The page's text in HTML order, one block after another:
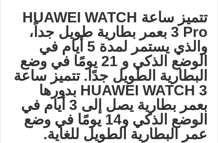
تتميز ساعة HUAWEI WATCH
3 Pro بعمر بطارية طويل جداً،
والذي يستمر لمدة 5 أيام في
الوضع الذكي و 21 يومًا في وضع
البطارية الطويل جدًا. تتميز ساعة
HUAWEI WATCH 3 بدورها
بعمر بطارية يصل إلى 3 أيام في
الوضع الذكي و14 يومًا في وضع
عمر البطارية الطويل للغاية.